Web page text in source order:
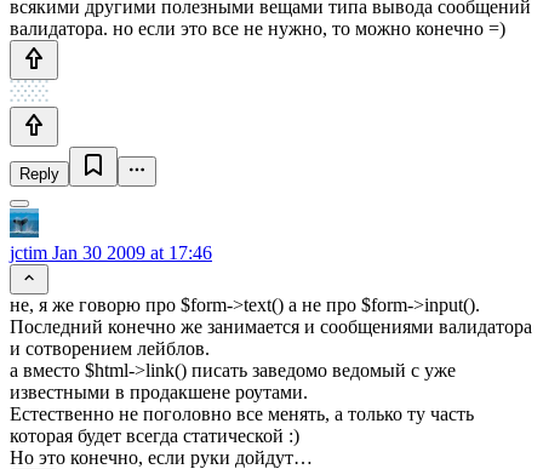
всякими другими полезными вещами типа вывода сообщений
валидатора. но если это все не нужно, то можно конечно =)
Reply
jctim Jan 30 2009 at 17:46
не, я же говорю про $form->text() а не про $form->input().
Последний конечно же занимается и сообщениями валидатора
и сотворением лейблов.
а вместо $html->link() писать заведомо ведомый с уже
известными в продакшене роутами.
Естественно не поголовно все менять, а только ту часть
которая будет всегда статической :)
Но это конечно, если руки дойдут…